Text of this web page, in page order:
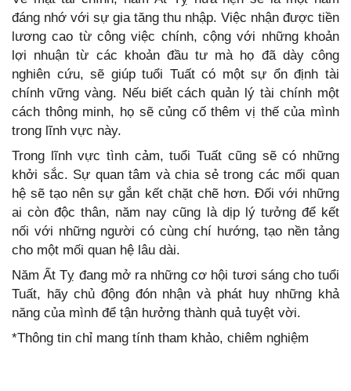
đáng nhớ với sự gia tăng thu nhập. Việc nhận được tiền
lương cao từ công việc chính, cộng với những khoản
lợi nhuận từ các khoản đầu tư mà họ đã dày công
nghiên cứu, sẽ giúp tuổi Tuất có một sự ổn định tài
chính vững vàng. Nếu biết cách quản lý tài chính một
cách thông minh, họ sẽ củng cố thêm vị thế của mình
trong lĩnh vực này.
Trong lĩnh vực tình cảm, tuổi Tuất cũng sẽ có những
khởi sắc. Sự quan tâm và chia sẻ trong các mối quan
hệ sẽ tạo nên sự gắn kết chặt chẽ hơn. Đối với những
ai còn độc thân, năm nay cũng là dịp lý tưởng để kết
nối với những người có cùng chí hướng, tạo nền tảng
cho một mối quan hệ lâu dài.
Năm Ất Tỵ đang mở ra những cơ hội tươi sáng cho tuổi
Tuất, hãy chủ động đón nhận và phát huy những khả
năng của mình để tận hưởng thành quả tuyệt vời.
*Thông tin chỉ mang tính tham khảo, chiêm nghiệm